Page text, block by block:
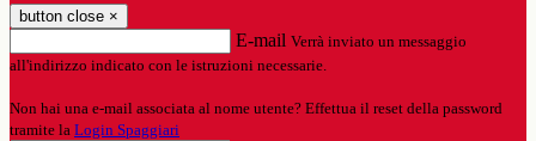
button close ×
E-mail Verrà inviato un messaggio
all'indirizzo indicato con le istruzioni necessarie.
Non hai una e-mail associata al nome utente? Effettua il reset della password
tramite la Login Spaggiari